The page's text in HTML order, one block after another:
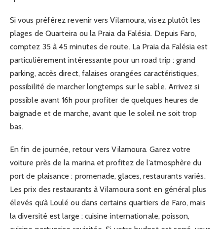
Si vous préférez revenir vers Vilamoura, visez plutôt les
plages de Quarteira ou la Praia da Falésia. Depuis Faro,
comptez 35 à 45 minutes de route. La Praia da Falésia est
particulièrement intéressante pour un road trip : grand
parking, accès direct, falaises orangées caractéristiques,
possibilité de marcher longtemps sur le sable. Arrivez si
possible avant 16h pour profiter de quelques heures de
baignade et de marche, avant que le soleil ne soit trop
bas.
En fin de journée, retour vers Vilamoura. Garez votre
voiture près de la marina et profitez de l’atmosphère du
port de plaisance : promenade, glaces, restaurants variés.
Les prix des restaurants à Vilamoura sont en général plus
élevés qu’à Loulé ou dans certains quartiers de Faro, mais
la diversité est large : cuisine internationale, poisson,